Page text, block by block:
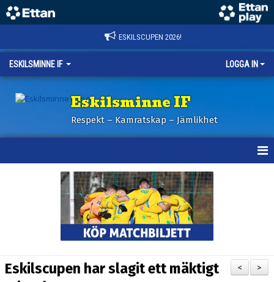
ESKILSCUPEN 2026!
ESKILSMINNE IF LOGGA IN
Eskilsminne IF
Respekt – Kamratskap – Jämlikhet
BILDER ESKILSCUPEN
>
<
Eskilscupen har slagit ett mäktigt